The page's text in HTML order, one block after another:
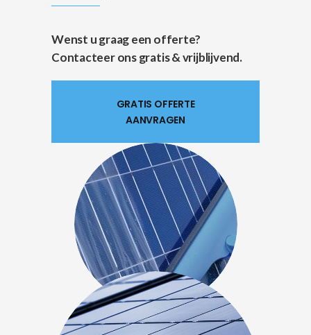
Wenst u graag een offerte?
Contacteer ons gratis & vrijblijvend.
GRATIS OFFERTE
AANVRAGEN